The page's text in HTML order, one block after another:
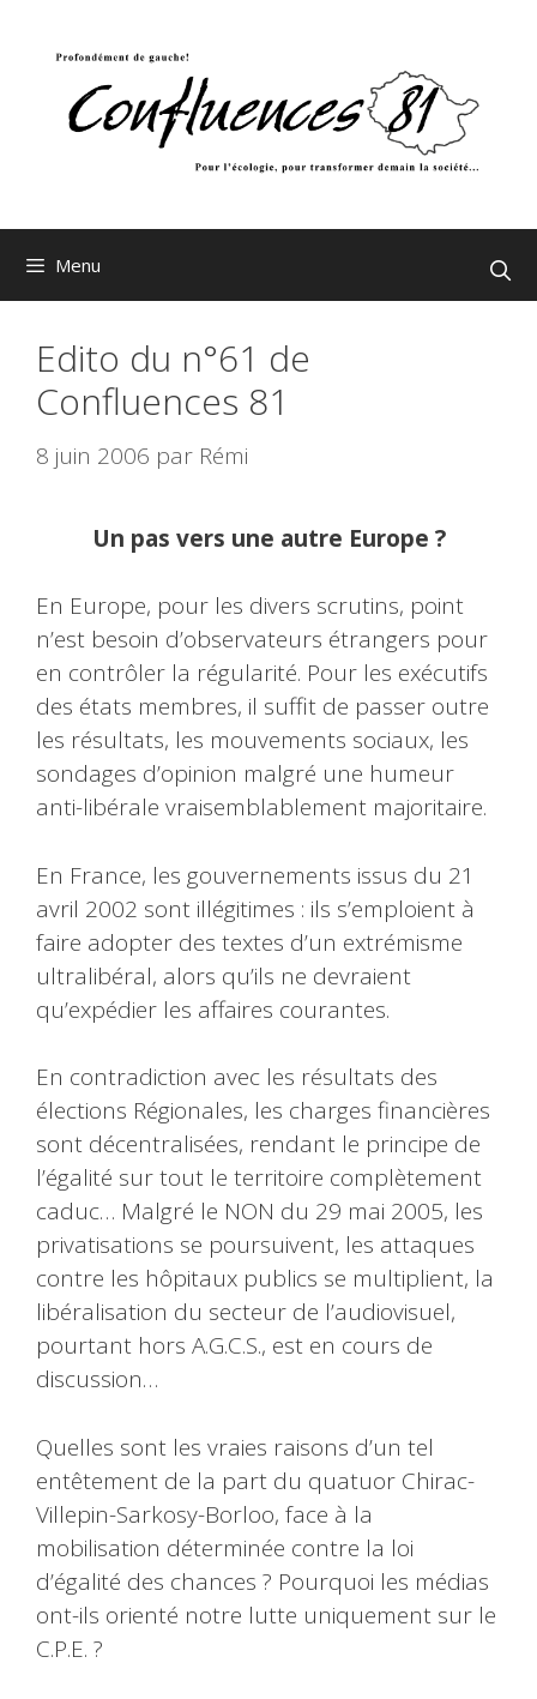
Menu
Edito du n°61 de
Confluences 81
8 juin 2006 par Rémi
Un pas vers une autre Europe ?
En Europe, pour les divers scrutins, point
n’est besoin d’observateurs étrangers pour
en contrôler la régularité. Pour les exécutifs
des états membres, il suffit de passer outre
les résultats, les mouvements sociaux, les
sondages d’opinion malgré une humeur
anti-libérale vraisemblablement majoritaire.
En France, les gouvernements issus du 21
avril 2002 sont illégitimes : ils s’emploient à
faire adopter des textes d’un extrémisme
ultralibéral, alors qu’ils ne devraient
qu’expédier les affaires courantes.
En contradiction avec les résultats des
élections Régionales, les charges financières
sont décentralisées, rendant le principe de
l’égalité sur tout le territoire complètement
caduc… Malgré le NON du 29 mai 2005, les
privatisations se poursuivent, les attaques
contre les hôpitaux publics se multiplient, la
libéralisation du secteur de l’audiovisuel,
pourtant hors A.G.C.S., est en cours de
discussion…
Quelles sont les vraies raisons d’un tel
entêtement de la part du quatuor Chirac-
Villepin-Sarkosy-Borloo, face à la
mobilisation déterminée contre la loi
d’égalité des chances ? Pourquoi les médias
ont-ils orienté notre lutte uniquement sur le
C.P.E. ?